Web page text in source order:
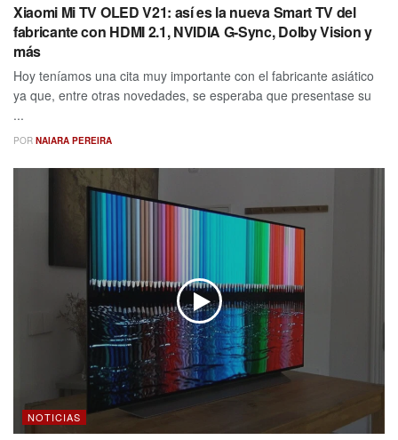
Xiaomi Mi TV OLED V21: así es la nueva Smart TV del
fabricante con HDMI 2.1, NVIDIA G-Sync, Dolby Vision y
más
Hoy teníamos una cita muy importante con el fabricante asiático
ya que, entre otras novedades, se esperaba que presentase su
...
POR NAIARA PEREIRA
NOTICIAS